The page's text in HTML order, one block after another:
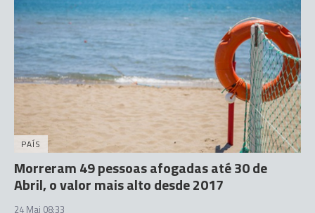
PAÍS
Morreram 49 pessoas afogadas até 30 de
Abril, o valor mais alto desde 2017
24 Mai 08:33